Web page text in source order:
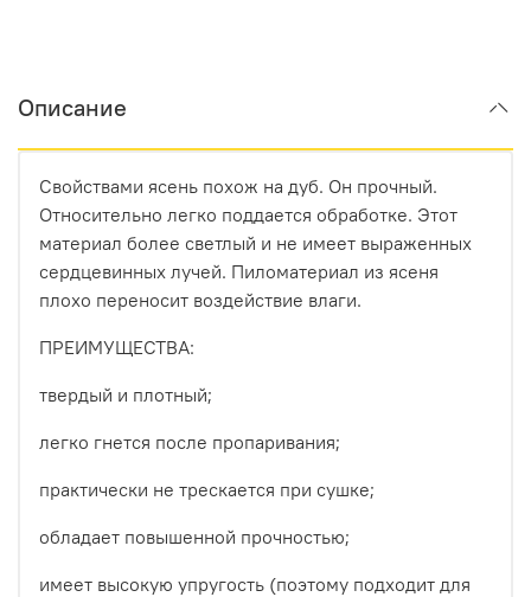
Описание
Свойствами ясень похож на дуб. Он прочный.
Относительно легко поддается обработке. Этот
материал более светлый и не имеет выраженных
сердцевинных лучей. Пиломатериал из ясеня
плохо переносит воздействие влаги.
ПРЕИМУЩЕСТВА:
твердый и плотный;
легко гнется после пропаривания;
практически не трескается при сушке;
обладает повышенной прочностью;
имеет высокую упругость (поэтому подходит для